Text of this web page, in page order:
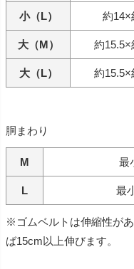
小（L） 約14×
大（M） 約15.5×
大（L） 約15.5×
胴まわり
M 最
L 最
※ゴムベルトは伸縮性が
ば15cm以上伸びます。